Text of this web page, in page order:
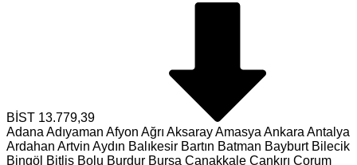
BİST 13.779,39
Adana Adıyaman Afyon Ağrı AksarayAmasya Ankara Antalya
Ardahan Artvin Aydın Balıkesir Bartın Batman Bayburt Bilecik
Bingöl Bitlis Bolu Burdur Bursa Çanakkale Çankırı Çorum